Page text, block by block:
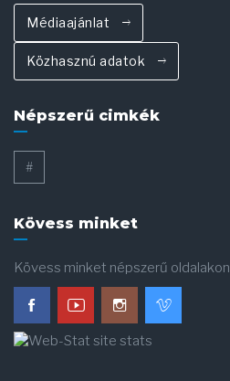
Médiaajánlat
Közhasznú adatok
Népszerű cimkék
#
Kövess minket
Kövess minket népszerű oldalakon